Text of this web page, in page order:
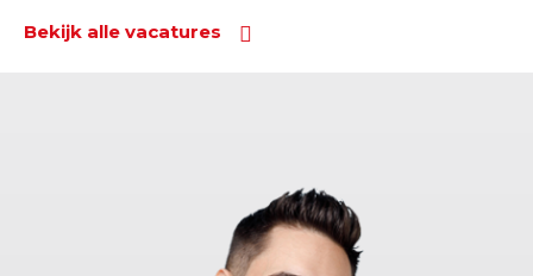
Bekijk alle vacatures